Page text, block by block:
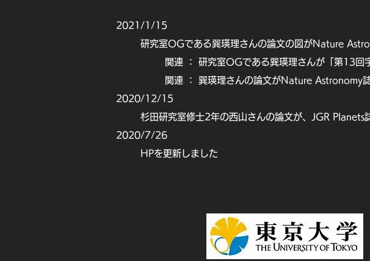
2021/1/15
研究室OGである巽瑛理さんの論文の図がNature
関連 ： 研究室OGである巽瑛理さんが「第13回
関連 ： 巽瑛理さんの論文がNature Astronomy誌
2020/12/15
杉田研究室修士2年の西山さんの論文が、JGR Planets
2020/7/26
​HPを更新しました